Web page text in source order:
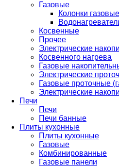
Газовые
Колонки газовые
Косвенные
Прочее
Электрические
Косвенного нагрева
Газовые
Электрические
Газовые проточные
Электрические
Печи
Печи
Печи банные
Плиты кухонные
Плиты кухонные
Газовые
Комбинированные
Газовые панели